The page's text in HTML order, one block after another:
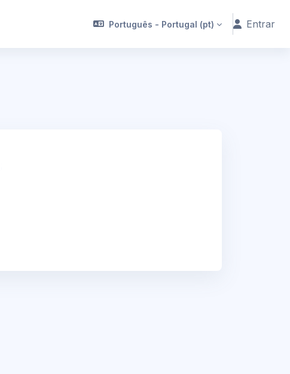
Português - Portugal ‎(pt)‎ Entrar